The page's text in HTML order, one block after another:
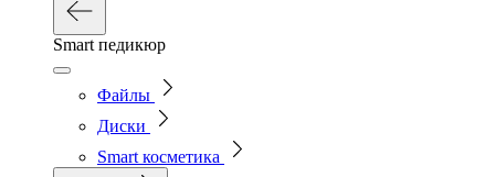
Smart педикюр
Файлы
Диски
Smart косметика